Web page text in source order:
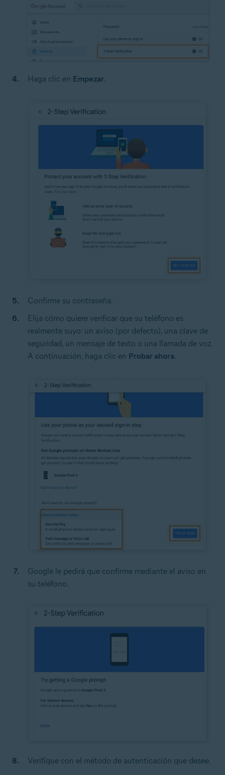
Haga clic en Empezar.
Confirme su contraseña.
Elija cómo quiere verificar que su teléfono es
realmente suyo: un aviso (por defecto), una clave de
seguridad, un mensaje de texto o una llamada de voz.
A continuación, haga clic en Probar ahora.
Google le pedirá que confirme mediante el aviso en
su teléfono.
Verifique con el método de autenticación que desee.